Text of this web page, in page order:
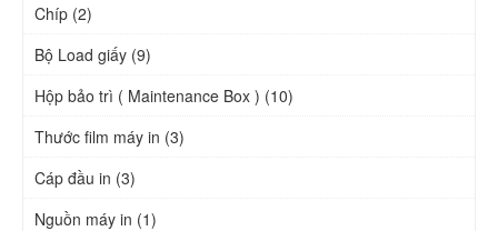
Chíp (2)
Bộ Load giấy (9)
Hộp bảo trì ( Maintenance Box ) (10)
Thước film máy in (3)
Cáp đầu in (3)
Nguồn máy in (1)